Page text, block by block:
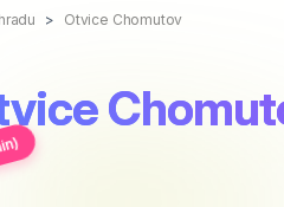
Otvice Chomutov